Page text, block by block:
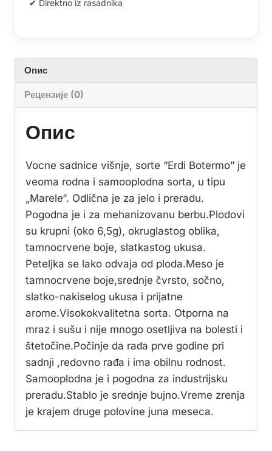
Опис
Рецензије (0)
Опис
Vocne sadnice višnje, sorte “Erdi Botermo” je
veoma rodna i samooplodna sorta, u tipu
„Marele“. Odlična je za jelo i preradu.
Pogodna je i za mehanizovanu berbu.Plodovi
su krupni (oko 6,5g), okruglastog oblika,
tamnocrvene boje, slatkastog ukusa.
Peteljka se lako odvaja od ploda.Meso je
tamnocrvene boje,srednje čvrsto, sočno,
slatko-nakiselog ukusa i prijatne
arome.Visokokvalitetna sorta. Otporna na
mraz i sušu i nije mnogo osetljiva na bolesti i
štetočine.Počinje da rađa prve godine pri
sadnji ,redovno rađa i ima obilnu rodnost.
Samooplodna je i pogodna za industrijsku
preradu.Stablo je srednje bujno.Vreme zrenja
je krajem druge polovine juna meseca.